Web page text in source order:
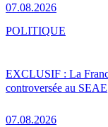
07.08.2026
EXCLUSIF : La
controversée au SEAE
07.08.2026
POLITIQUE